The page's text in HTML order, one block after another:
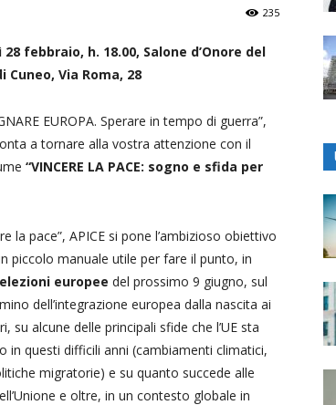
235
febbraio, h. 18.00, Salone d’Onore del
Cuneo, Via Roma, 28
EUROPA. Sperare in tempo di guerra”,
a tornare alla vostra attenzione con il
“VINCERE LA PACE: sogno e sfida per
la pace”, APICE si pone l’ambizioso obiettivo
piccolo manuale utile per fare il punto, in
elezioni europee del prossimo 9 giugno, sul
dell’integrazione europea dalla nascita ai
su alcune delle principali sfide che l’UE sta
in questi difficili anni (cambiamenti climatici,
migratorie) e su quanto succede alle
e oltre, in un contesto globale in